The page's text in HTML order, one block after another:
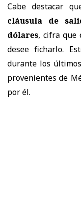
Cabe destacar
cláusula de
dólares, cifra que
desee ficharlo.
durante los
provenientes de
por él.